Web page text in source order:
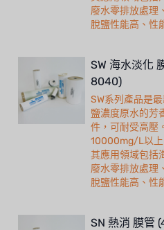
廢水零排放處理
脫鹽性能高、性
SW 海水淡化
8040)
SW系列產品是
鹽濃度原水的芳
件，可耐受高壓
10000mg/L以上
其應用領域包括
廢水零排放處理
脫鹽性能高、性
SN 熱消 膜管